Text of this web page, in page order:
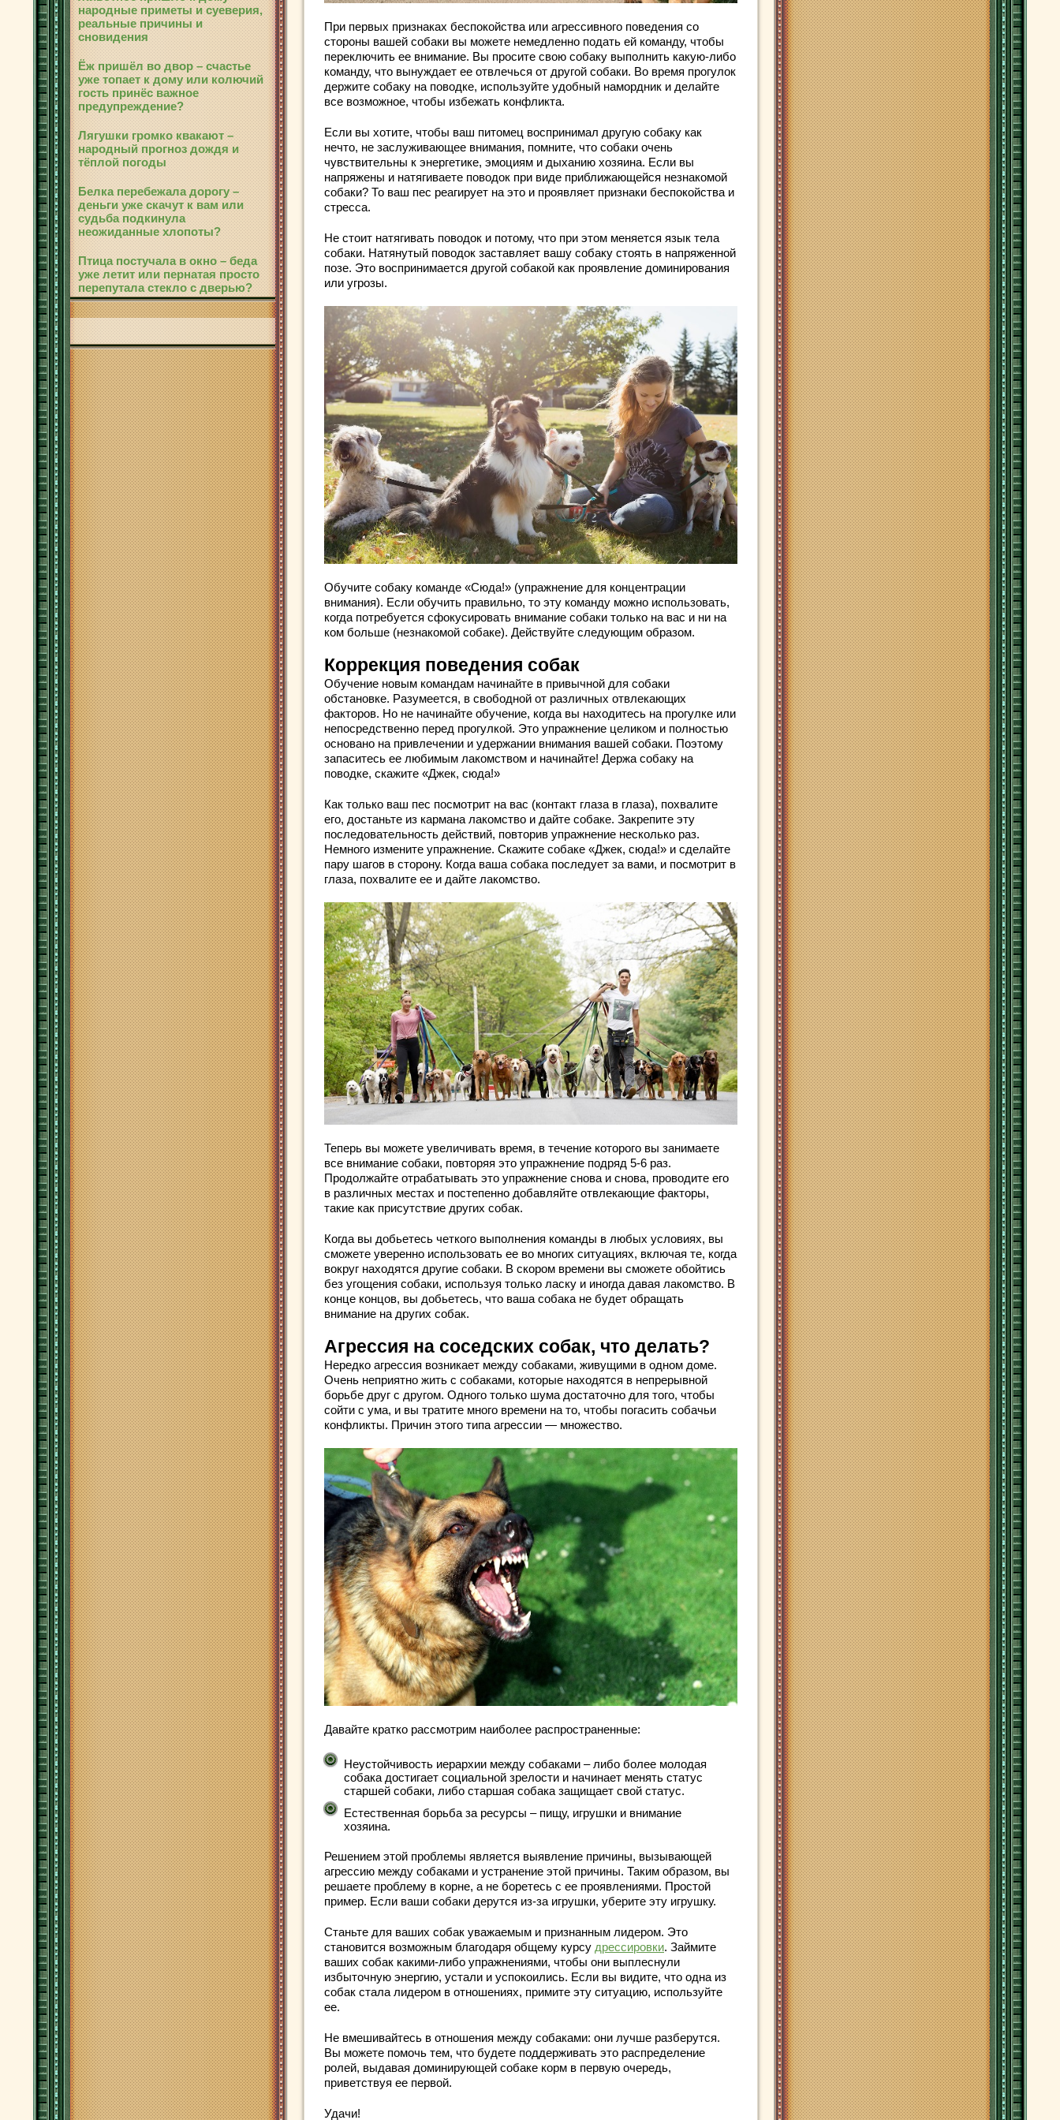
народные приметы и суеверия,
реальные причины и
сновидения
Ёж пришёл во двор – счастье
уже топает к дому или колючий
гость принёс важное
предупреждение?
Лягушки громко квакают –
народный прогноз дождя и
тёплой погоды
Белка перебежала дорогу –
деньги уже скачут к вам или
судьба подкинула
неожиданные хлопоты?
Птица постучала в окно – беда
уже летит или пернатая просто
перепутала стекло с дверью?
При первых признаках беспокойства или агрессивного поведения со
стороны вашей собаки вы можете немедленно подать ей команду, чтобы
переключить ее внимание. Вы просите свою собаку выполнить какую-либо
команду, что вынуждает ее отвлечься от другой собаки. Во время прогулок
держите собаку на поводке, используйте удобный намордник и делайте
все возможное, чтобы избежать конфликта.
Если вы хотите, чтобы ваш питомец воспринимал другую собаку как
нечто, не заслуживающее внимания, помните, что собаки очень
чувствительны к энергетике, эмоциям и дыханию хозяина. Если вы
напряжены и натягиваете поводок при виде приближающейся незнакомой
собаки? То ваш пес реагирует на это и проявляет признаки беспокойства и
стресса.
Не стоит натягивать поводок и потому, что при этом меняется язык тела
собаки. Натянутый поводок заставляет вашу собаку стоять в напряженной
позе. Это воспринимается другой собакой как проявление доминирования
или угрозы.
Обучите собаку команде «Сюда!» (упражнение для концентрации
внимания). Если обучить правильно, то эту команду можно использовать,
когда потребуется сфокусировать внимание собаки только на вас и ни на
ком больше (незнакомой собаке). Действуйте следующим образом.
Коррекция поведения собак
Обучение новым командам начинайте в привычной для собаки
обстановке. Разумеется, в свободной от различных отвлекающих
факторов. Но не начинайте обучение, когда вы находитесь на прогулке или
непосредственно перед прогулкой. Это упражнение целиком и полностью
основано на привлечении и удержании внимания вашей собаки. Поэтому
запаситесь ее любимым лакомством и начинайте! Держа собаку на
поводке, скажите «Джек, сюда!»
Как только ваш пес посмотрит на вас (контакт глаза в глаза), похвалите
его, достаньте из кармана лакомство и дайте собаке. Закрепите эту
последовательность действий, повторив упражнение несколько раз.
Немного измените упражнение. Скажите собаке «Джек, сюда!» и сделайте
пару шагов в сторону. Когда ваша собака последует за вами, и посмотрит в
глаза, похвалите ее и дайте лакомство.
Теперь вы можете увеличивать время, в течение которого вы занимаете
все внимание собаки, повторяя это упражнение подряд 5-6 раз.
Продолжайте отрабатывать это упражнение снова и снова, проводите его
в различных местах и постепенно добавляйте отвлекающие факторы,
такие как присутствие других собак.
Когда вы добьетесь четкого выполнения команды в любых условиях, вы
сможете уверенно использовать ее во многих ситуациях, включая те, когда
вокруг находятся другие собаки. В скором времени вы сможете обойтись
без угощения собаки, используя только ласку и иногда давая лакомство. В
конце концов, вы добьетесь, что ваша собака не будет обращать
внимание на других собак.
Агрессия на соседских собак, что делать?
Нередко агрессия возникает между собаками, живущими в одном доме.
Очень неприятно жить с собаками, которые находятся в непрерывной
борьбе друг с другом. Одного только шума достаточно для того, чтобы
сойти с ума, и вы тратите много времени на то, чтобы погасить собачьи
конфликты. Причин этого типа агрессии — множество.
Давайте кратко рассмотрим наиболее распространенные:
Неустойчивость иерархии между собаками – либо более молодая
собака достигает социальной зрелости и начинает менять статус
старшей собаки, либо старшая собака защищает свой статус.
Естественная борьба за ресурсы – пищу, игрушки и внимание
хозяина.
Решением этой проблемы является выявление причины, вызывающей
агрессию между собаками и устранение этой причины. Таким образом, вы
решаете проблему в корне, а не боретесь с ее проявлениями. Простой
пример. Если ваши собаки дерутся из-за игрушки, уберите эту игрушку.
Станьте для ваших собак уважаемым и признанным лидером. Это
становится возможным благодаря общему курсу дрессировки. Займите
ваших собак какими-либо упражнениями, чтобы они выплеснули
избыточную энергию, устали и успокоились. Если вы видите, что одна из
собак стала лидером в отношениях, примите эту ситуацию, используйте
ее.
Не вмешивайтесь в отношения между собаками: они лучше разберутся.
Вы можете помочь тем, что будете поддерживать это распределение
ролей, выдавая доминирующей собаке корм в первую очередь,
приветствуя ее первой.
Удачи!